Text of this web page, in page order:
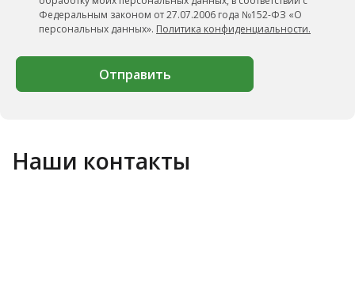
Федеральным законом от 27.07.2006 года №152-ФЗ «О
персональных данных». Политика конфиденциальности.
Отправить
Наши контакты